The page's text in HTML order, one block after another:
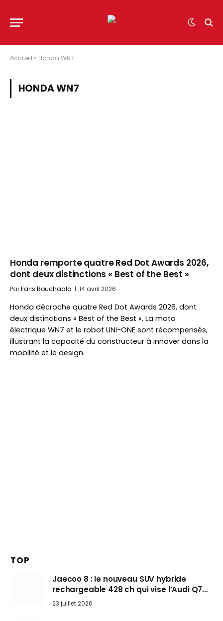
Accueil » Honda WN7
HONDA WN7
Honda remporte quatre Red Dot Awards 2026,
dont deux distinctions « Best of the Best »
ParFaris Bouchaala 14 avril 2026
Honda décroche quatre Red Dot Awards 2026, dont
deux distinctions « Best of the Best ». La moto
électrique WN7 et le robot UNI-ONE sont récompensés,
illustrant la capacité du constructeur à innover dans la
mobilité et le design.
TOP
Jaecoo 8 : le nouveau SUV hybride
rechargeable 428 ch qui vise l’Audi Q7
arrive en Europe cet automne
23 juillet 2026